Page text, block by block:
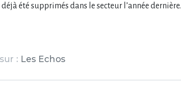
été supprimés dans le secteur l​‌’année dernière.
: Les Echos